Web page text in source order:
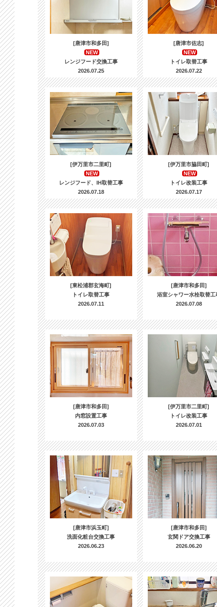
[唐津市和多田]
NEW
レンジフード交換工事
2026.07.25
[唐津市佐志]
NEW
トイレ取替工事
2026.07.22
[伊万里市二里町]
NEW
レンジフード、IH取替工事
2026.07.18
[伊万里市脇田町]
NEW
トイレ改装工事
2026.07.17
[東松浦郡玄海町]
トイレ取替工事
2026.07.11
[唐津市和多田]
浴室シャワー水栓取替工
2026.07.08
[唐津市和多田]
内窓設置工事
2026.07.03
[伊万里市二里町]
トイレ改装工事
2026.07.01
[唐津市浜玉町]
洗面化粧台交換工事
2026.06.23
[唐津市和多田]
玄関ドア交換工事
2026.06.20